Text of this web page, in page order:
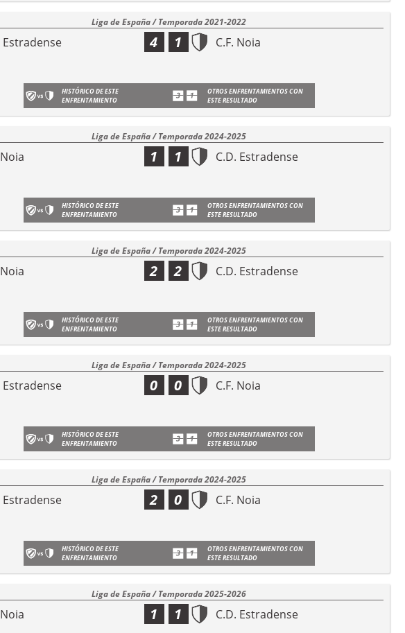
Liga de España / Temporada 2021-2022
Estradense 4 C.F. Noia
1
HISTÓRICO DE ESTE
ENFRENTAMIENTO
OTROS ENFRENTAMIENTOS CON
ESTE RESULTADO
Liga de España / Temporada 2024-2025
1 C.D. Estradense
1
HISTÓRICO DE ESTE
ENFRENTAMIENTO
OTROS ENFRENTAMIENTOS CON
ESTE RESULTADO
Liga de España / Temporada 2024-2025
2 C.D. Estradense
2
HISTÓRICO DE ESTE
ENFRENTAMIENTO
OTROS ENFRENTAMIENTOS CON
ESTE RESULTADO
Liga de España / Temporada 2024-2025
Estradense 0 C.F. Noia
0
HISTÓRICO DE ESTE
ENFRENTAMIENTO
OTROS ENFRENTAMIENTOS CON
ESTE RESULTADO
Liga de España / Temporada 2024-2025
Estradense 2 C.F. Noia
0
HISTÓRICO DE ESTE
ENFRENTAMIENTO
OTROS ENFRENTAMIENTOS CON
ESTE RESULTADO
Liga de España / Temporada 2025-2026
1 C.D. Estradense
1